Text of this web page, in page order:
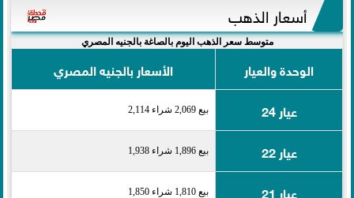
أسعار الذهب
متوسط سعر الذهب اليوم بالصاغة بالجنيه المصري
الوحدة والعيار
الأسعار بالجنيه المصري
عيار 24
بيع 2,069 شراء 2,114
عيار 22 بيع 1,896 شراء 1,938
عيار 21 بيع 1,810 شراء 1,850